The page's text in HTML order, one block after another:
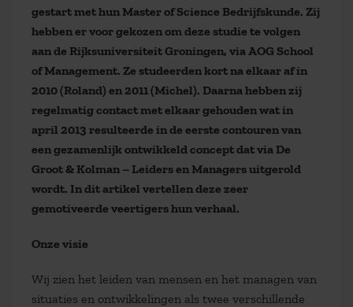
gestart met hun Master of Science Bedrijfskunde. Zij
hebben er voor gekozen om deze studie te volgen
aan de Rijksuniversiteit Groningen, via AOG School
of Management. Ze studeerden kort na elkaar af in
2010 (Roland) en 2011 (Michel). Daarna hebben zij
regelmatig contact met elkaar gehouden wat in
april 2013 resulteerde in de eerste contouren van
een gezamenlijk ontwikkeld concept dat via De
Groot & Kolman – Leiders en Managers uitgerold
wordt. In dit artikel vertellen deze zeer
gemotiveerde veertigers hun verhaal.
Onze visie
Wij zien het leiden van mensen en het managen van
situaties en ontwikkelingen als twee verschillende